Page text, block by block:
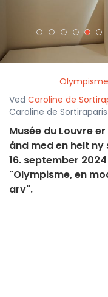
Ved Caroline de
Caroline de
Musée du Louvre
ånd med en helt
16. september
"Olympisme, en
arv".